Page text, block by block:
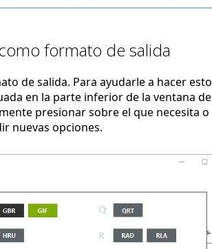
formato de salida
de salida. Para ayudarle a hacer esto
en la parte inferior de la ventana de
presionar sobre el que necesita o
nuevas opciones.